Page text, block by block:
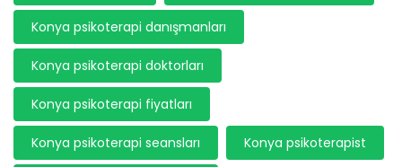
Konya psikoterapi danışmanları
Konya psikoterapi doktorları
Konya psikoterapi fiyatları
Konya psikoterapi seansları Konya psikoterapist